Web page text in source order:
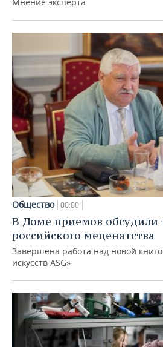
Общество 00:00
В Доме приемов обсудили
российского меценатства
Завершена работа над новой
искусств ASG»